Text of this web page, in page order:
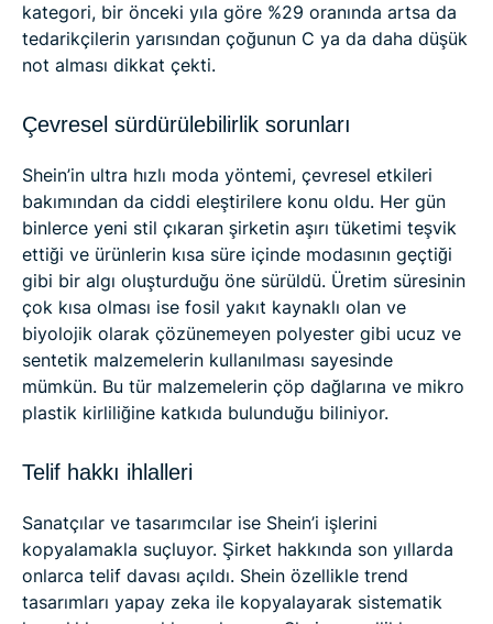
kategori, bir önceki yıla göre %29 oranında artsa da
tedarikçilerin yarısından çoğunun C ya da daha düşük
not alması dikkat çekti.
Çevresel sürdürülebilirlik sorunları
Shein’in ultra hızlı moda yöntemi, çevresel etkileri
bakımından da ciddi eleştirilere konu oldu. Her gün
binlerce yeni stil çıkaran şirketin aşırı tüketimi teşvik
ettiği ve ürünlerin kısa süre içinde modasının geçtiği
gibi bir algı oluşturduğu öne sürüldü. Üretim süresinin
çok kısa olması ise fosil yakıt kaynaklı olan ve
biyolojik olarak çözünemeyen polyester gibi ucuz ve
sentetik malzemelerin kullanılması sayesinde
mümkün. Bu tür malzemelerin çöp dağlarına ve mikro
plastik kirliliğine katkıda bulunduğu biliniyor.
Telif hakkı ihlalleri
Sanatçılar ve tasarımcılar ise Shein’i işlerini
kopyalamakla suçluyor. Şirket hakkında son yıllarda
onlarca telif davası açıldı. Shein özellikle trend
tasarımları yapay zeka ile kopyalayarak sistematik